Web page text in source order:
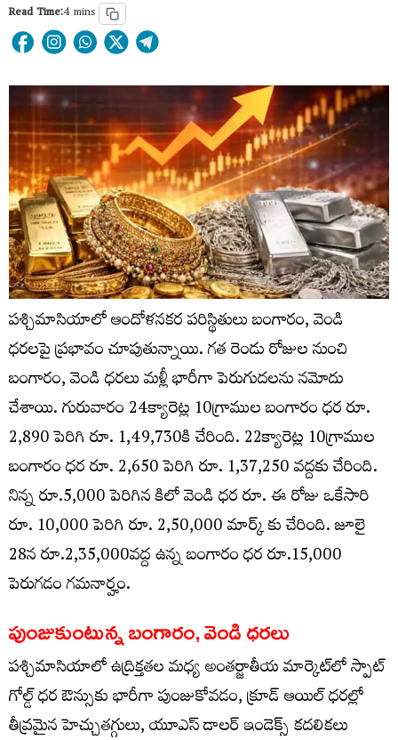
Read Time:4 mins
పశ్చిమాసియాలో ఆందోళనకర పరిస్థితులు బంగారం, వెండి
ధరలపై ప్రభావం చూపుతున్నాయి. గత రెండు రోజుల నుంచి
బంగారం, వెండి ధరలు మళ్లీ భారీగా పెరుగుదలను నమోదు
చేశాయి. గురువారం 24క్యారెట్ల 10గ్రాముల బంగారం ధర రూ.
2,890 పెరిగి రూ. 1,49,730కి చేరింది. 22క్యారెట్ల 10గ్రాముల
బంగారం ధర రూ. 2,650 పెరిగి రూ. 1,37,250 వద్దకు చేరింది.
నిన్న రూ.5,000 పెరిగిన కిలో వెండి ధర రూ. ఈ రోజు ఒకేసారి
రూ. 10,000 పెరిగి రూ. 2,50,000 మార్క్ కు చేరింది. జూలై
28న రూ.2,35,000వద్ద ఉన్న బంగారం ధర రూ.15,000
పెరుగడం గమనార్హం.
పుంజుకుంటున్న బంగారం, వెండి ధరలు
పశ్చిమాసియాలో ఉద్రిక్తతల మధ్య అంతర్జాతీయ మార్కెట్‌లో స్పాట్
గోల్డ్ ధర ఔన్సుకు భారీగా పుంజుకోవడం, క్రూడ్ ఆయిల్ ధరల్లో
తీవ్రమైన హెచ్చుతగ్గులు, యూఎస్ డాలర్ ఇండెక్స్ కదలికలు